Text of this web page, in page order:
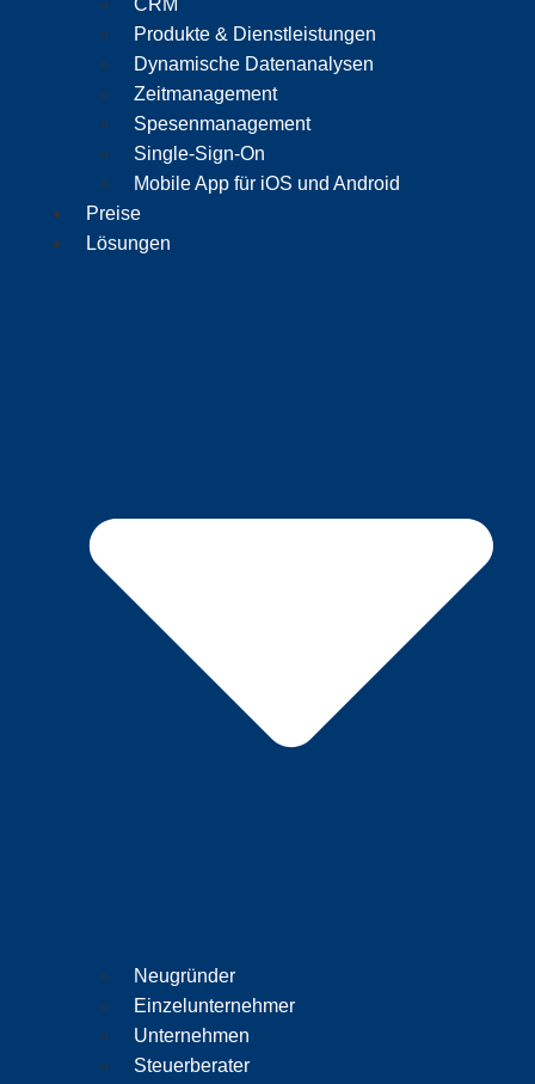
Produkte & Dienstleistungen
Dynamische Datenanalysen
Zeitmanagement
Spesenmanagement
Single-Sign-On
Mobile App für iOS und Android
Preise
Lösungen
Neugründer
Einzelunternehmer
Unternehmen
Steuerberater